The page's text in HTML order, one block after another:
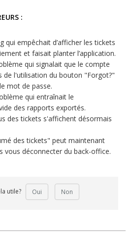
:
qui empêchait d’afficher les tickets
et faisait planter l’application.
qui signalait que le compte
de l'utilisation du bouton "Forgot?"
mot de passe.
qui entraînait le
des rapports exportés.
des tickets s'affichent désormais
des tickets" peut maintenant
vous déconnecter du back-office.
utile? Oui Non